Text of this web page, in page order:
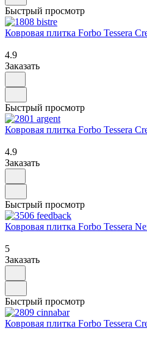
Быстрый просмотр
Ковровая плитка Forbo Tessera
4.9
Заказать
Быстрый просмотр
Ковровая плитка Forbo Tessera
4.9
Заказать
Быстрый просмотр
Ковровая плитка Forbo Tessera
5
Заказать
Быстрый просмотр
Ковровая плитка Forbo Tessera